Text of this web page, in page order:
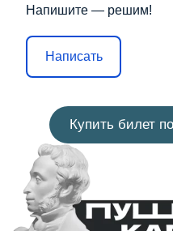
Напишите — решим!
Написать
Купить билет